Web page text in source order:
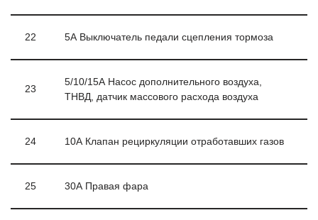
22 5А Выключатель педали сцепления тормоза
23
5/10/15А Насос дополнительного воздуха,
ТНВД, датчик массового расхода воздуха
24 10А Клапан рециркуляции отработавших газов
25 30А Правая фара